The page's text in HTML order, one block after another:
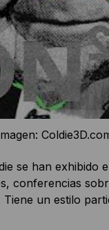
se han exhibido
conferencias
Tiene un estilo